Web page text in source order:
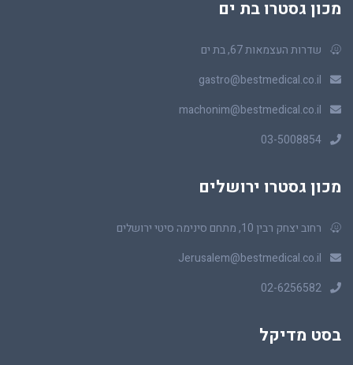
מכון גסטרו בת ים
שדרות העצמאות 67, בת ים
gastro@bestmedical.co.il
machonim@bestmedical.co.il
03-5008854
מכון גסטרו ירושלים
רחוב יצחק רבין 10, מתחם סינימה סיטי ירושלים
Jerusalem@bestmedical.co.il
02-6256582
בסט מדיקל